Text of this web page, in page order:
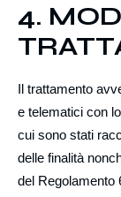
4.
Il trattamento
e telematici con
cui sono stati
delle finalità
del Regolamento